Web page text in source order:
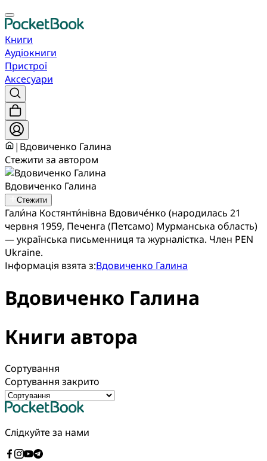
Книги
Аудіокниги
Пристрої
Аксесуари
| Вдовиченко Галина
Стежити за автором
Вдовиченко Галина
Стежити
Гали́на Костянти́нівна Вдовиче́нко (народилась 21
червня 1959, Печенга (Петсамо) Мурманська область)
— українська письменниця та журналістка. Член PEN
Ukraine.
Інформація взята з:Вдовиченко Галина
Вдовиченко Галина
Книги автора
Сортування
Сортування закрито
Слідкуйте за нами